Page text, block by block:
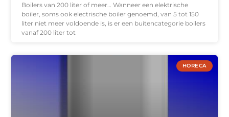
Boilers van 200 liter of meer… Wanneer een elektrische
boiler, soms ook electrische boiler genoemd, van 5 tot 150
liter niet meer voldoende is, is er een buitencategorie boilers
vanaf 200 liter tot
HORECA